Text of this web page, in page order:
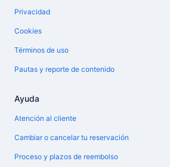
Privacidad
Cookies
Términos de uso
Pautas y reporte de contenido
Ayuda
Atención al cliente
Cambiar o cancelar tu reservación
Proceso y plazos de reembolso